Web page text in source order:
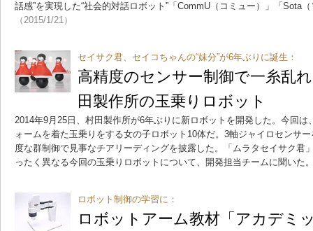
話感”を実現した“社会的対話ロボット”「CommU（コミュー）」「Sota
（2015/1/21）
セイサク君、セイコちゃんの“妹分”が6年ぶりに誕生：
高精度のセンサー制御で一糸乱
田製作所の玉乗りロボット
2014年9月25日、村田製作所が6年ぶりに新ロボットを開発した。今回
ォームを着た玉乗りをする女の子ロボット10体だ。3軸ジャイロセンサ
度な群制御で見事なチアリーディングを披露した。「ムラタセイサク君
ったく異なる今回の玉乗りロボットについて、開発担当チームに聞いた
ロボット制御の学習に：
ロボットアーム教材「アカデミ